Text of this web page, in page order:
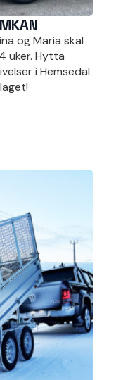
og Maria skal
uker. Hytta
i Hemsedal.